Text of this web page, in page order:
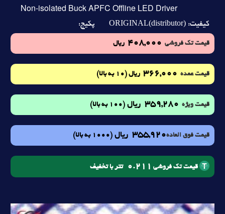
Non-isolated Buck APFC Offline LED Driver
کیفیت: ORIGINAL(distributor) پکیج:
قیمت تک فروشی 408,000 ریال
قیمت عمده 366,000 ریال (10 به بالا)
قیمت ویژه 359,280 ریال (100 به بالا)
قیمت فوق العاده355,920 ریال (1000 به بالا)
قیمت تک فروشی 0.211 تتر با تخفیف